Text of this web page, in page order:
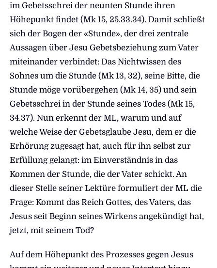
im Gebetsschrei der neunten Stunde ihren
Höhepunkt findet (Mk 15, 25.33.34). Damit schließt
sich der Bogen der «Stunde», der drei zentrale
Aussagen über Jesu Gebetsbeziehung zum Vater
miteinander verbindet: Das Nichtwissen des
Sohnes um die Stunde (Mk 13, 32), seine Bitte, die
Stunde möge vorübergehen (Mk 14, 35) und sein
Gebetsschrei in der Stunde seines Todes (Mk 15,
34.37). Nun erkennt der ML, warum und auf
welche Weise der Gebetsglaube Jesu, dem er die
Erhörung zugesagt hat, auch für ihn selbst zur
Erfüllung gelangt: im Einverständnis in das
Kommen der Stunde, die der Vater schickt. An
dieser Stelle seiner Lektüre formuliert der ML die
Frage: Kommt das Reich Gottes, des Vaters, das
Jesus seit Beginn seines Wirkens angekündigt hat,
jetzt, mit seinem Tod?
Auf dem Höhepunkt des Prozesses gegen Jesus